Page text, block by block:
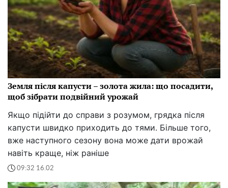
Земля після капусти – золота жила: що посадити,
щоб зібрати подвійний урожай
Якщо підійти до справи з розумом, грядка після
капусти швидко приходить до тями. Більше того,
вже наступного сезону вона може дати врожай
навіть краще, ніж раніше
09:32 16.02